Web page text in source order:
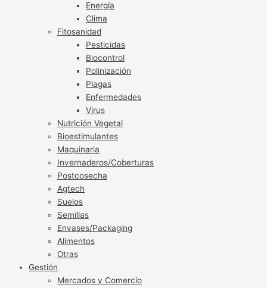
Energía
Clima
Fitosanidad
Pesticidas
Biocontrol
Polinización
Plagas
Enfermedades
Virus
Nutrición Vegetal
Bioestimulantes
Maquinaria
Invernaderos/Coberturas
Postcosecha
Agtech
Suelos
Semillas
Envases/Packaging
Alimentos
Otras
Gestión
Mercados y Comercio